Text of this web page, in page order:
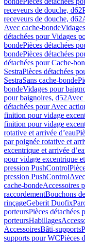
receveurs de douche, d62
receveurs de douche, d62
Avec cache-bonde
détachées pour Vidages
bondePièces détachées
bondePièces détachées
détachées pour Cache-
SestraPièces détachées
SestraSans cache-bonde
bondeVidages pour
pour baignoires, d52Avec
détachées pour Avec
finition pour vidage
finition pour vidage
rotative et arrivée d’eau
par poignée rotative et
excentrique et arrivée
pour vidage excentrique
pression PushControl
pression PushControl
cache-bondeAccessoires
raccordementBouchons
rinçageGeberit Duofix
porteursPièces détachées
porteursHabillages
AccessoiresBâti-supports
supports pour WCPièces